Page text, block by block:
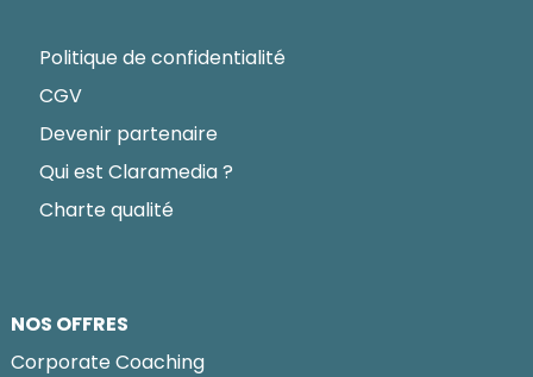
Politique de confidentialité
CGV
Devenir partenaire
Qui est Claramedia ?
Charte qualité
NOS OFFRES
Corporate Coaching